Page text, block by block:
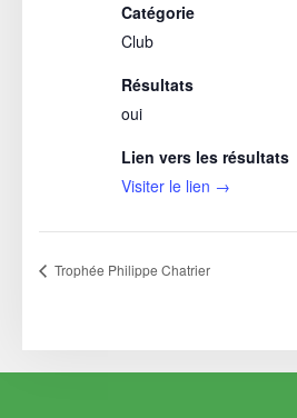
Catégorie
Club
Résultats
oui
Lien vers les résultats
Visiter le lien →
Trophée Philippe Chatrier